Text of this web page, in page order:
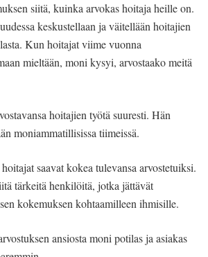
siitä, kuinka arvokas hoitaja heille on.
keskustellaan ja väitellään hoitajien
Kun hoitajat viime vuonna
mieltään, moni kysyi, arvostaako meitä
hoitajien työtä suuresti. Hän
moniammatillisissa tiimeissä.
saavat kokea tulevansa arvostetuiksi.
tärkeitä henkilöitä, jotka jättävät
kokemuksen kohtaamilleen ihmisille.
ansiosta moni potilas ja asiakas